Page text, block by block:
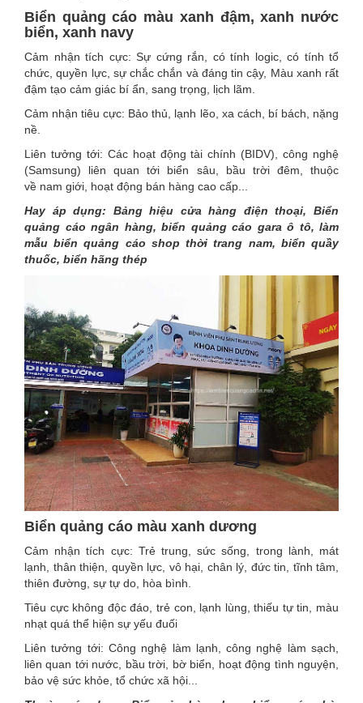
Biển quảng cáo màu xanh đậm, xanh nước
biển, xanh navy
Cảm nhận tích cực: Sự cứng rắn, có tính logic, có tính tổ
chức, quyền lực, sự chắc chắn và đáng tin cậy, Màu xanh rất
đậm tạo cảm giác bí ẩn, sang trọng, lịch lãm.
Cảm nhận tiêu cực: Bảo thủ, lạnh lẽo, xa cách, bí bách, nặng
nề.
Liên tưởng tới: Các hoạt động tài chính (BIDV), công nghệ
(Samsung) liên quan tới biển sâu, bầu trời đêm, thuộc
về nam giới, hoạt động bán hàng cao cấp...
Hay áp dụng: Bảng hiệu cửa hàng điện thoại, Biển
quảng cáo ngân hàng, biển quảng cáo gara ô tô, làm
mẫu biển quảng cáo shop thời trang nam, biển quầy
thuốc, biển hãng thép
Biển quảng cáo màu xanh dương
Cảm nhận tích cực: Trẻ trung, sức sống, trong lành, mát
lạnh, thân thiện, quyền lực, vô hại, chân lý, đức tin, tĩnh tâm,
thiên đường, sự tự do, hòa bình.
Tiêu cực không độc đáo, trẻ con, lạnh lùng, thiếu tự tin, màu
nhạt quá thể hiện sự yếu đuối
Liên tưởng tới: Công nghệ làm lạnh, công nghệ làm sạch,
liên quan tới nước, bầu trời, bờ biển, hoạt động tình nguyện,
bảo vệ sức khỏe, tổ chức xã hội...